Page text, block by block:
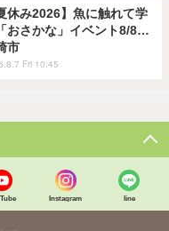
休み2026】魚に触れて学
おさかな」イベント8/8…
市
Fri 10:45
Instagram line